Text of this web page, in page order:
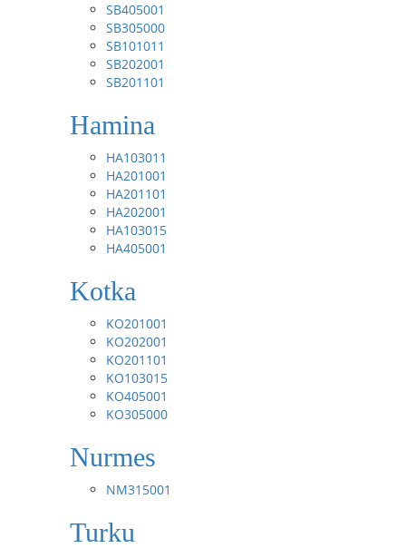
SB405001
SB305000
SB101011
SB202001
SB201101
Hamina
HA103011
HA201001
HA201101
HA202001
HA103015
HA405001
Kotka
KO201001
KO202001
KO201101
KO103015
KO405001
KO305000
Nurmes
NM315001
Turku